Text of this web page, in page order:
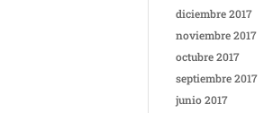
diciembre 2017
noviembre 2017
octubre 2017
septiembre 2017
junio 2017